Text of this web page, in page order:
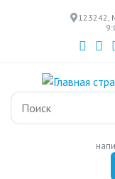
123242,